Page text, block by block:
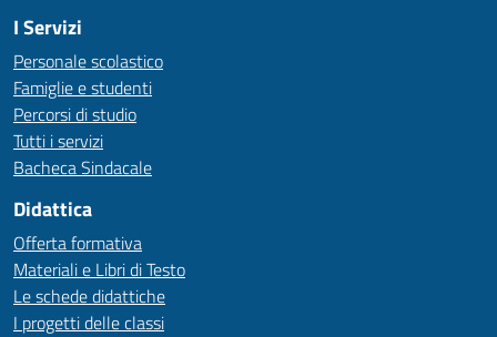
I Servizi
Personale scolastico
Famiglie e studenti
Percorsi di studio
Tutti i servizi
Bacheca Sindacale
Didattica
Offerta formativa
Materiali e Libri di Testo
Le schede didattiche
I progetti delle classi